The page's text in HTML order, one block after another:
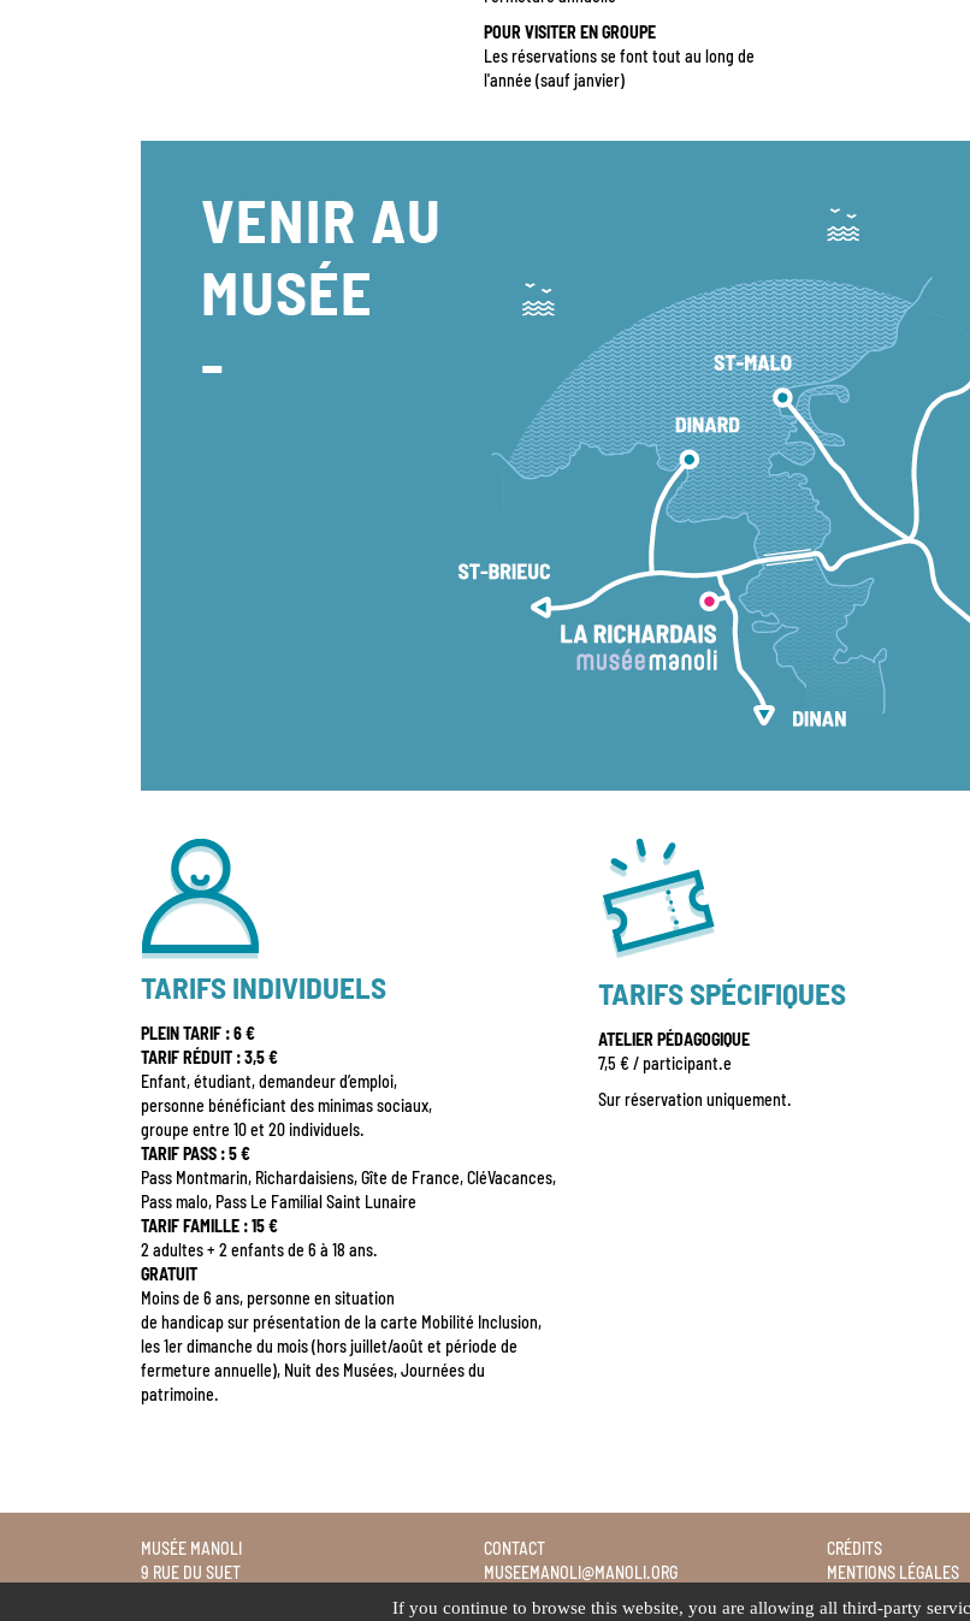
POUR VISITER EN GROUPE
Les réservations se font tout au long de
l'année (sauf janvier)
TARIFS INDIVIDUELS
PLEIN TARIF : 6 €
TARIF RÉDUIT : 3,5 €
Enfant, étudiant, demandeur d’emploi,
personne bénéficiant des minimas sociaux,
groupe entre 10 et 20 individuels.
TARIF PASS : 5 €
Pass Montmarin, Richardaisiens, Gîte de France, CléVacances,
Pass malo, Pass Le Familial Saint Lunaire
TARIF FAMILLE : 15 €
2 adultes + 2 enfants de 6 à 18 ans.
GRATUIT
Moins de 6 ans, personne en situation
de handicap sur présentation de la carte Mobilité Inclusion,
les 1er dimanche du mois (hors juillet/août et période de
fermeture annuelle), Nuit des Musées, Journées du
patrimoine.
TARIFS SPÉCIFIQUES
ATELIER PÉDAGOGIQUE
7,5 € / participant.e
Sur réservation uniquement.
MUSÉE MANOLI
9 RUE DU SUET
CONTACT
MUSEEMANOLI@MANOLI.ORG
CRÉDITS
MENTIONS LÉGALES
If you continue to browse this website, you are allowing all third-party